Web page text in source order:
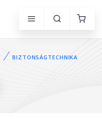
BIZTONSÁGTECHNIKA